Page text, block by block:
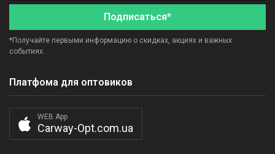
Подписаться*
*Получайте первыми информацию о скидках, акциях и важных
событиях.
Платфома для оптовиков
WEB App
Carway-Opt.com.ua